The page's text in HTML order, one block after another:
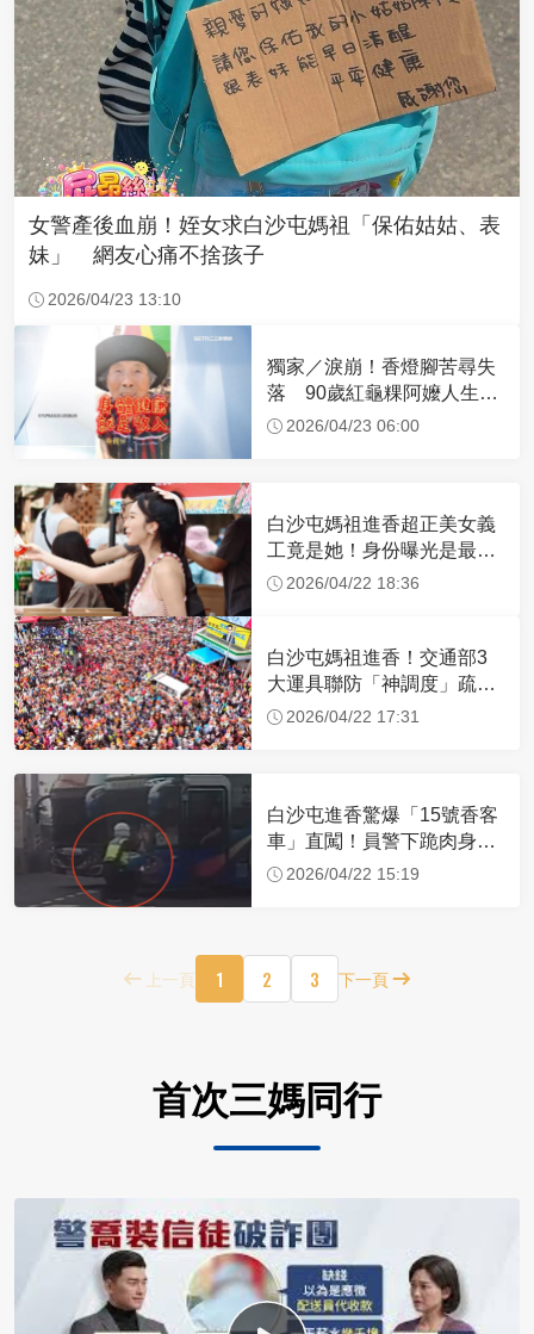
女警產後血崩！姪女求白沙屯媽祖「保佑姑姑、表
妹」 網友心痛不捨孩子
2026/04/23 13:10
獨家／淚崩！香燈腳苦尋失
落 90歲紅龜粿阿嬤人生謝
幕2026/04/23 06:00
白沙屯媽祖進香超正美女義
工竟是她！身份曝光是最美
禮生 一輩子不結婚
2026/04/22 18:36
白沙屯媽祖進香！交通部3
大運具聯防「神調度」疏運
32.1萬創新高
2026/04/22 17:31
白沙屯進香驚爆「15號香客
車」直闖！員警下跪肉身擋
車：讓行人先過
2026/04/22 15:19
上一頁 1 2 3 下一頁
首次三媽同行